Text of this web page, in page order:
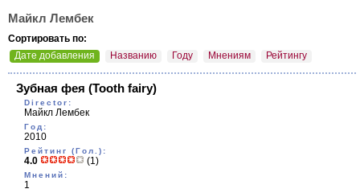
Майкл Лембек
Сортировать по:
Дате добавления
Названию Году Мнениям Рейтингу
Зубная фея (Tooth fairy)
Director:
Майкл Лембек
Год:
2010
Рейтинг (Гол.):
4.0 (1)
Мнений:
1